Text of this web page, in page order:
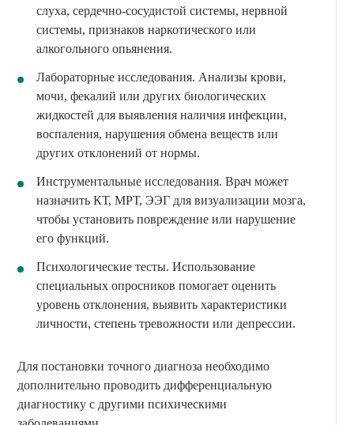
слуха, сердечно-сосудистой системы, нервной
системы, признаков наркотического или
алкогольного опьянения.
Лабораторные исследования. Анализы крови,
мочи, фекалий или других биологических
жидкостей для выявления наличия инфекции,
воспаления, нарушения обмена веществ или
других отклонений от нормы.
Инструментальные исследования. Врач может
назначить КТ, МРТ, ЭЭГ для визуализации мозга,
чтобы установить повреждение или нарушение
его функций.
Психологические тесты. Использование
специальных опросников помогает оценить
уровень отклонения, выявить характеристики
личности, степень тревожности или депрессии.
Для постановки точного диагноза необходимо
дополнительно проводить дифференциальную
диагностику с другими психическими